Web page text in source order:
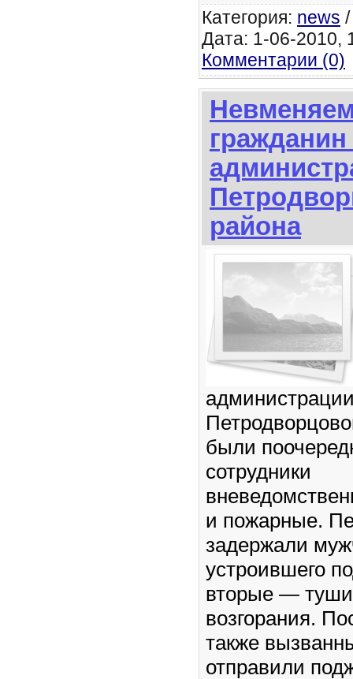
Категория: news
Дата: 1-06-2010,
Комментарии (0)
района
были
сотрудники
и пожарные.
задержали
устроившего
вторые —
возгорания.
также
отправили